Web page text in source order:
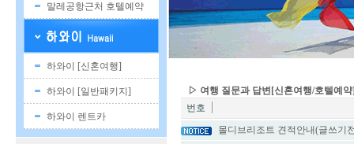
말레공항근처 호텔예약
하와이 [신혼여행]
하와이 [일반패키지]
하와이 렌트카
▷ 여행 질문과 답변[신혼여행/호텔예
번호
몰디브리조트 견적안내(글쓰기